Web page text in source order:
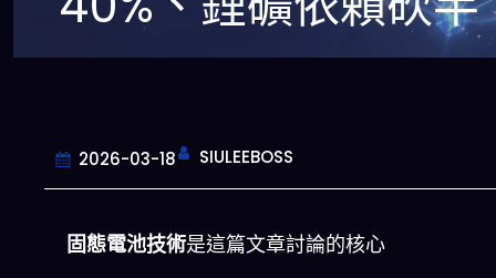
2026-03-18 SIULEEBOSS
固態電池技術是這篇文章討論的核心